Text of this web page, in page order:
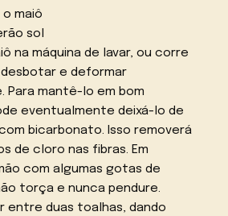
maiô
sol
na máquina de lavar, ou corre
e deformar
Para mantê-lo em bom
eventualmente deixá-lo de
bicarbonato. Isso removerá
de cloro nas fibras. Em
com algumas gotas de
torça e nunca pendure.
entre duas toalhas, dando